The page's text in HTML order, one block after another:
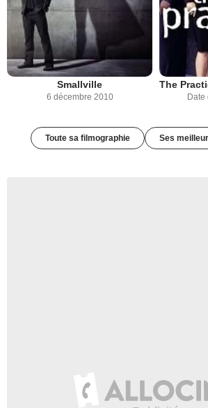
Smallville
6 décembre 2010 Date
Toute sa filmographie Ses